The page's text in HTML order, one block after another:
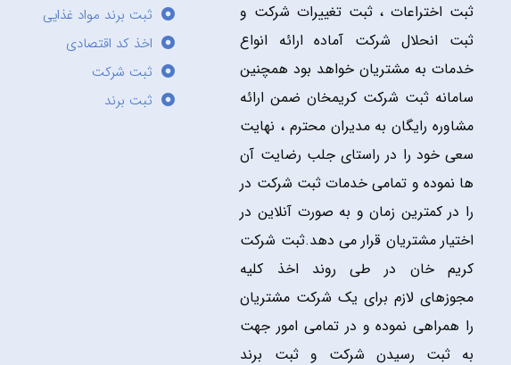
ثبت اختراعات ، ثبت تغییرات شرکت و
ثبت انحلال شرکت آماده ارائه انواع
خدمات به مشتریان خواهد بود همچنین
سامانه ثبت شرکت کریمخان ضمن ارائه
مشاوره رایگان به مدیران محترم ، نهایت
سعی خود را در راستای جلب رضایت آن
ها نموده و تمامی خدمات ثبت شرکت در
را در کمترین زمان و به صورت آنلاین در
اختیار مشتریان قرار می دهد.ثبت شرکت
کریم خان در طی روند اخذ کلیه
مجوزهای لازم برای یک شرکت مشتریان
را همراهی نموده و در تمامی امور جهت
به ثبت رسیدن شرکت و ثبت برند
ثبت برند مواد غذایی
اخذ کد اقتصادی
ثبت شرکت
ثبت برند